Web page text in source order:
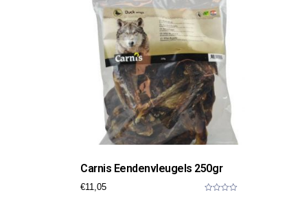
Carnis Eendenvleugels 250gr
€11,05